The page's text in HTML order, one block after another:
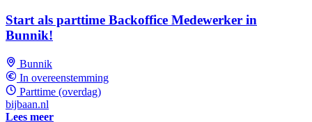
Start als parttime Backoffice Medewerker in
Bunnik!
Bunnik
In overeenstemming
Parttime (overdag)
bijbaan.nl
Lees meer